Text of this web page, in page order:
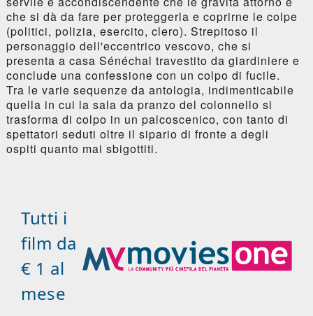
che si dà da fare per proteggerla e coprirne le colpe
(politici, polizia, esercito, clero). Strepitoso il
personaggio dell'eccentrico vescovo, che si
presenta a casa Sénéchal travestito da giardiniere e
conclude una confessione con un colpo di fucile.
Tra le varie sequenze da antologia, indimenticabile
quella in cui la sala da pranzo del colonnello si
trasforma di colpo in un palcoscenico, con tanto di
spettatori seduti oltre il sipario di fronte a degli
ospiti quanto mai sbigottiti.
Tutti i
film da
€ 1 al
mese